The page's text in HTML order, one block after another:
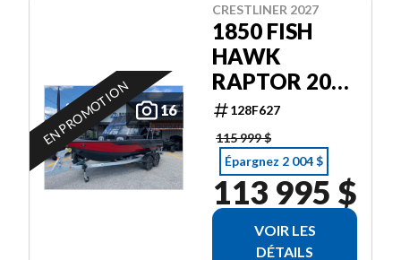
16
EN PROMOTION
CRESTLINER 2027
1850 FISH
HAWK
RAPTOR 200
PRO XS4
128F627
115 999 $
Épargnez 2 004 $
113 995 $
VOIR LES
DÉTAILS